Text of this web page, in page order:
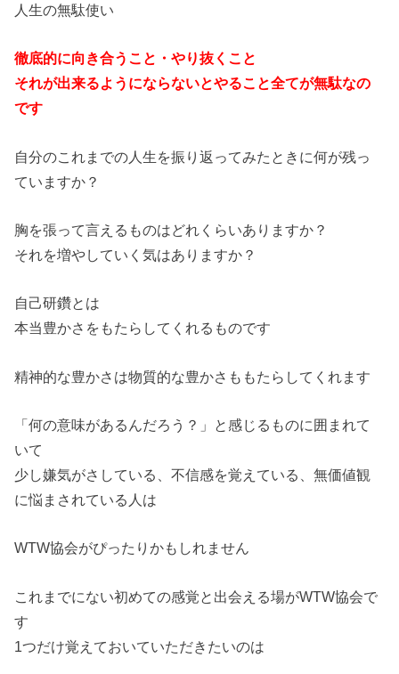
人生の無駄使い
徹底的に向き合うこと・やり抜くこと
それが出来るようにならないとやること全てが無駄なの
です
自分のこれまでの人生を振り返ってみたときに何が残っ
ていますか？
胸を張って言えるものはどれくらいありますか？
それを増やしていく気はありますか？
自己研鑽とは
本当豊かさをもたらしてくれるものです
精神的な豊かさは物質的な豊かさももたらしてくれます
「何の意味があるんだろう？」と感じるものに囲まれて
いて
少し嫌気がさしている、不信感を覚えている、無価値観
に悩まされている人は
WTW協会がぴったりかもしれません
これまでにない初めての感覚と出会える場がWTW協会で
す
1つだけ覚えておいていただきたいのは